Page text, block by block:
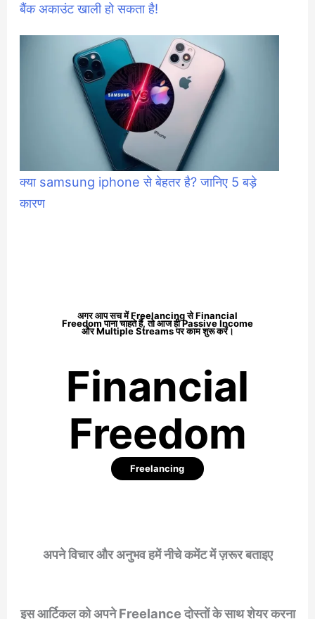
बैंक अकाउंट खाली हो सकता है!
क्या samsung iphone से बेहतर है? जानिए 5 बड़े
कारण
अगर आप सच में Freelancing सेFinancial
Freedomपाना चाहते हैं, तो आज ही Passive Income
और Multiple Streams पर काम शुरू करें।
Financial
Freedom
Freelancing
अपने विचार और अनुभव हमें नीचे कमेंट में ज़रूर बताइए
इस आर्टिकल को अपने Freelance दोस्तों के साथ शेयर करना